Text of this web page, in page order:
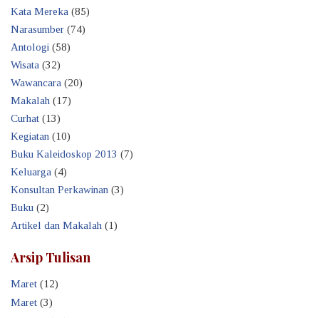
Kata Mereka (85)
Narasumber (74)
Antologi (58)
Wisata (32)
Wawancara (20)
Makalah (17)
Curhat (13)
Kegiatan (10)
Buku Kaleidoskop 2013 (7)
Keluarga (4)
Konsultan Perkawinan (3)
Buku (2)
Artikel dan Makalah (1)
Arsip Tulisan
Maret (12)
Maret (3)